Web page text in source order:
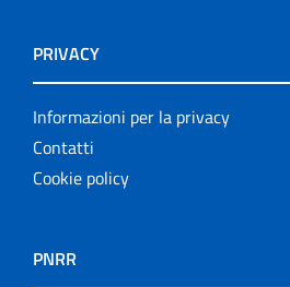
PRIVACY
Informazioni per la privacy
Contatti
Cookie policy
PNRR